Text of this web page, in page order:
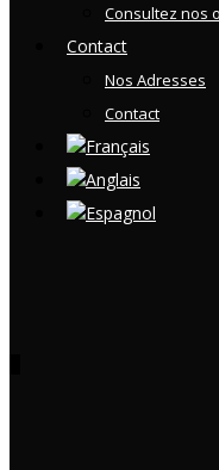
Consultez nos
Contact
Nos Adresses
Contact